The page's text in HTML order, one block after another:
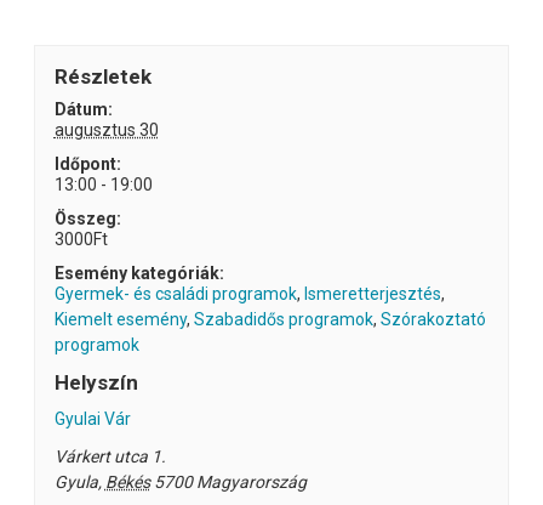
Részletek
Dátum:
augusztus 30
Időpont:
13:00 - 19:00
Összeg:
3000Ft
Esemény kategóriák:
Gyermek- és családi programok, Ismeretterjesztés,
Kiemelt esemény, Szabadidős programok, Szórakoztató
programok
Helyszín
Gyulai Vár
Várkert utca 1.
Gyula, Békés 5700 Magyarország